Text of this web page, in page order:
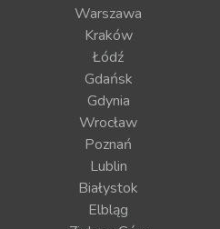
Warszawa
Kraków
Łódź
Gdańsk
Gdynia
Wrocław
Poznań
Lublin
Białystok
Elbląg